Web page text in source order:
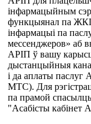
інфармацыйным
функцыянал па
інфармацыі па
мессенджеров» аб
АРІП ў вашу
дыстанцыйныя
і да аплаты паслуг
МТС). Для
па прамой
"Асабісты кабінет